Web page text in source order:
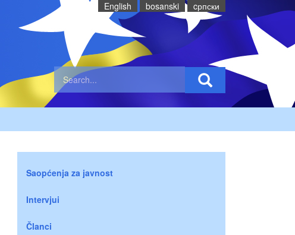
English bosanski cрпски
Saopćenja za javnost
Intervjui
Članci